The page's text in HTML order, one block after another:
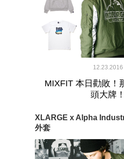
12.23.2016
MIXFIT 本日勸敗！
頭大牌！
XLARGE x Alpha
外套